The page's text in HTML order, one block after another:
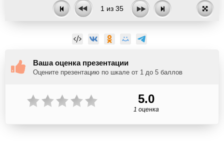
1 из 35
Ваша оценка презентации
Оцените презентацию по шкале от 1 до 5 баллов
5.0
1 оценка